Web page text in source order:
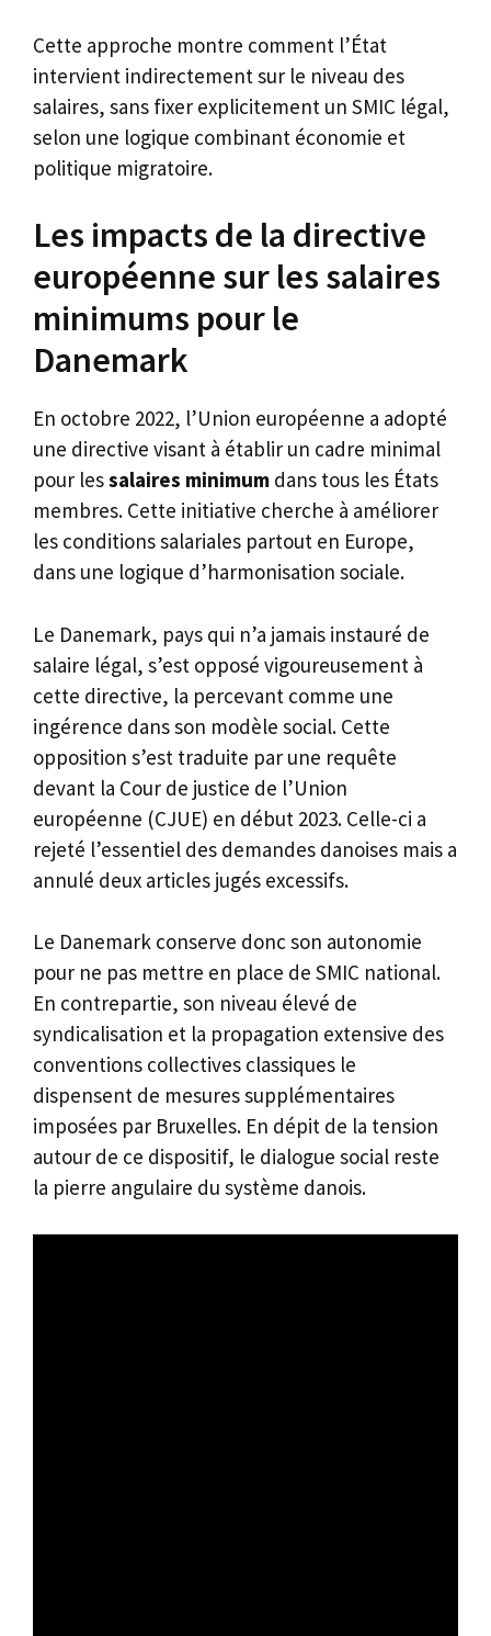
Cette approche montre comment l’État
intervient indirectement sur le niveau des
salaires, sans fixer explicitement un SMIC légal,
selon une logique combinant économie et
politique migratoire.
Les impacts de la directive
européenne sur les salaires
minimums pour le
Danemark
En octobre 2022, l’Union européenne a adopté
une directive visant à établir un cadre minimal
pour lessalaires minimum dans tous les États
membres. Cette initiative cherche à améliorer
les conditions salariales partout en Europe,
dans une logique d’harmonisation sociale.
Le Danemark, pays qui n’a jamais instauré de
salaire légal, s’est opposé vigoureusement à
cette directive, la percevant comme une
ingérence dans son modèle social. Cette
opposition s’est traduite par une requête
devant la Cour de justice de l’Union
européenne (CJUE) en début 2023. Celle-ci a
rejeté l’essentiel des demandes danoises mais a
annulé deux articles jugés excessifs.
Le Danemark conserve donc son autonomie
pour ne pas mettre en place de SMIC national.
En contrepartie, son niveau élevé de
syndicalisation et la propagation extensive des
conventions collectives classiques le
dispensent de mesures supplémentaires
imposées par Bruxelles. En dépit de la tension
autour de ce dispositif, le dialogue social reste
la pierre angulaire du système danois.